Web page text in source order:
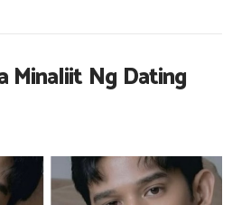
Minaliit Ng Dating